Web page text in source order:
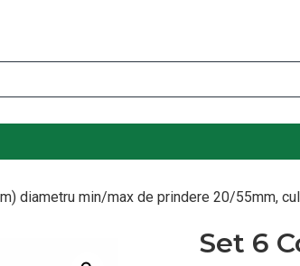
diametru min/max de prindere 20/55mm,
Set 6